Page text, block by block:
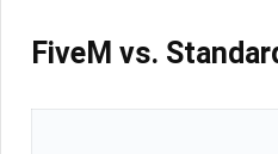
FiveM vs.